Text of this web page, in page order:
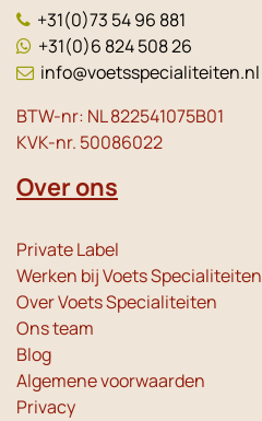
+31(0)73 54 96 881
+31(0)6 824 508 26
info@voetsspecialiteiten.nl
BTW-nr: NL 822541075B01
KVK-nr. 50086022
Over ons
Private Label
Werken bij Voets Specialiteiten
Over Voets Specialiteiten
Ons team
Blog
Algemene voorwaarden
Privacy